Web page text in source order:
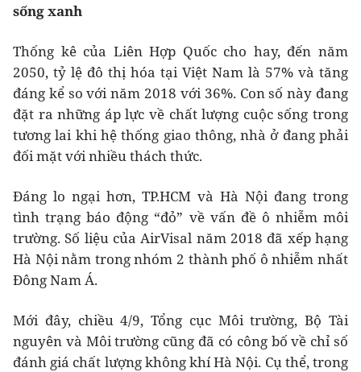
sống xanh
Thống kê của Liên Hợp Quốc cho hay, đến năm
2050, tỷ lệ đô thị hóa tại Việt Nam là 57% và tăng
đáng kể so với năm 2018 với 36%. Con số này đang
đặt ra những áp lực về chất lượng cuộc sống trong
tương lai khi hệ thống giao thông, nhà ở đang phải
đối mặt với nhiều thách thức.
Đáng lo ngại hơn, TP.HCM và Hà Nội đang trong
tình trạng báo động “đỏ” về vấn đề ô nhiễm môi
trường. Số liệu của AirVisal năm 2018 đã xếp hạng
Hà Nội nằm trong nhóm 2 thành phố ô nhiễm nhất
Đông Nam Á.
Mới đây, chiều 4/9, Tổng cục Môi trường, Bộ Tài
nguyên và Môi trường cũng đã có công bố về chỉ số
đánh giá chất lượng không khí Hà Nội. Cụ thể, trong